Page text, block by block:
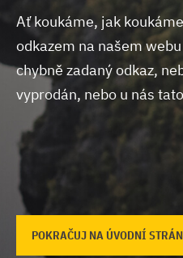
Ať koukáme, jak
odkazem na našem
chybně zadaný odkaz,
vyprodán, nebo u nás
POKRAČUJ NA ÚVODNÍ